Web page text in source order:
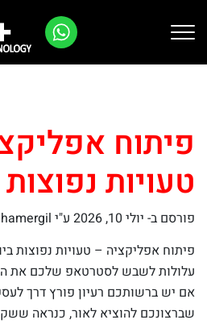
פיתוח
טעויות נפוצות
פורסם ב- יולי 10, 2026
ע"י hamergil
פיתוח אפליקציה – טעויות נפוצות
עלולות לשבש לסטרטאפ שלכם את
אם יש ברשותכם רעיון פורץ דרך
שברצונכם להוציא לאור, כנראה